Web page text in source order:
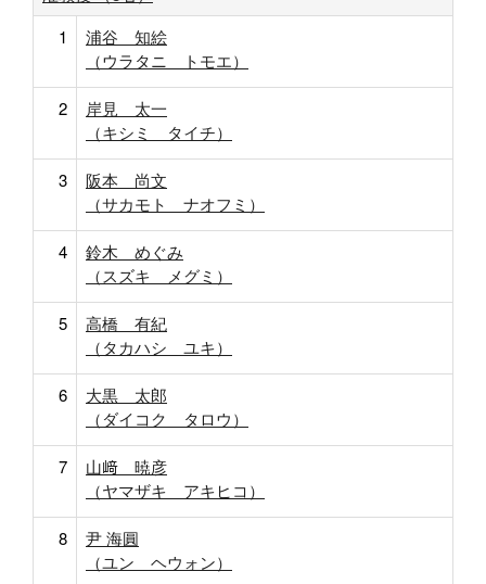
1
浦谷 知絵
（ウラタニ トモエ）
2
岸見 太一
（キシミ タイチ）
3
阪本 尚文
（サカモト ナオフミ）
4
鈴木 めぐみ
（スズキ メグミ）
5
高橋 有紀
（タカハシ ユキ）
6
大黒 太郎
（ダイコク タロウ）
7
山﨑 暁彦
（ヤマザキ アキヒコ）
8
尹 海圓
（ユン ヘウォン）